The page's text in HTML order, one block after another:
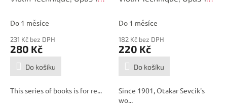
Do 1 měsíce
231 Kč bez DPH
280 Kč
Do košíku
This series of books is for re...
Do 1 měsíce
182 Kč bez DPH
220 Kč
Do košíku
Since 1901, Otakar Sevcik's
wo...